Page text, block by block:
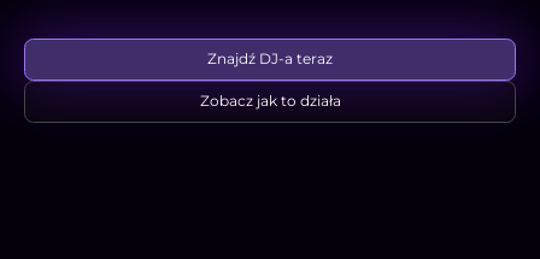
Znajdź DJ-a teraz
Zobacz jak to działa